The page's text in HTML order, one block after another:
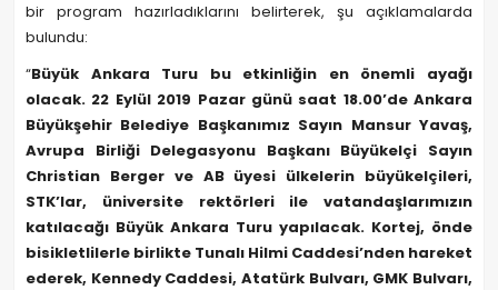
bir program hazırladıklarını belirterek, şu açıklamalarda
bulundu:
“Büyük Ankara Turu bu etkinliğin en önemli ayağı
olacak. 22 Eylül 2019 Pazar günü saat 18.00’de Ankara
Büyükşehir Belediye Başkanımız Sayın Mansur Yavaş,
Avrupa Birliği Delegasyonu Başkanı Büyükelçi Sayın
Christian Berger ve AB üyesi ülkelerin büyükelçileri,
STK’lar, üniversite rektörleri ile vatandaşlarımızın
katılacağı Büyük Ankara Turu yapılacak. Kortej, önde
bisikletlilerle birlikte Tunalı Hilmi Caddesi’nden hareket
ederek, Kennedy Caddesi, Atatürk Bulvarı, GMK Bulvarı,